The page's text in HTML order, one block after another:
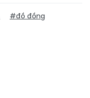
#đồ đồng